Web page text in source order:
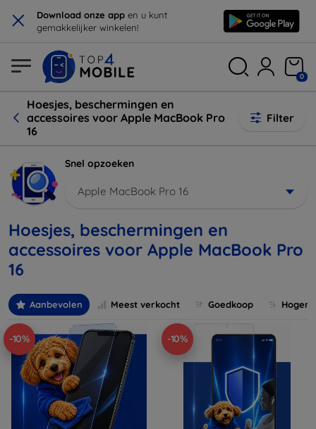
× Download onze app en u kunt
gemakkelijker winkelen!
0
Hoesjes, beschermingen en
accessoires voor Apple MacBook Pro
16
Filter
Snel opzoeken
Apple MacBook Pro 16
Hoesjes, beschermingen en
accessoires voor Apple MacBook Pro
16
Aanbevolen Meest verkocht Goedkoop
-10% -10%